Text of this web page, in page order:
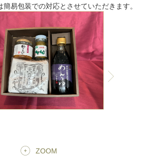
簡易包装での対応とさせていただきます。
ZOOM